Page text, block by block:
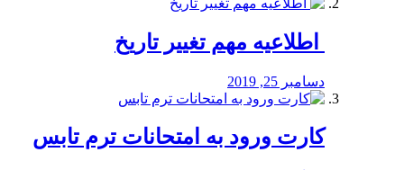
️ اطلاعیه مهم تغییر تاریخ
دسامبر 25, 2019
کارت ورود به امتحانات ترم تابس